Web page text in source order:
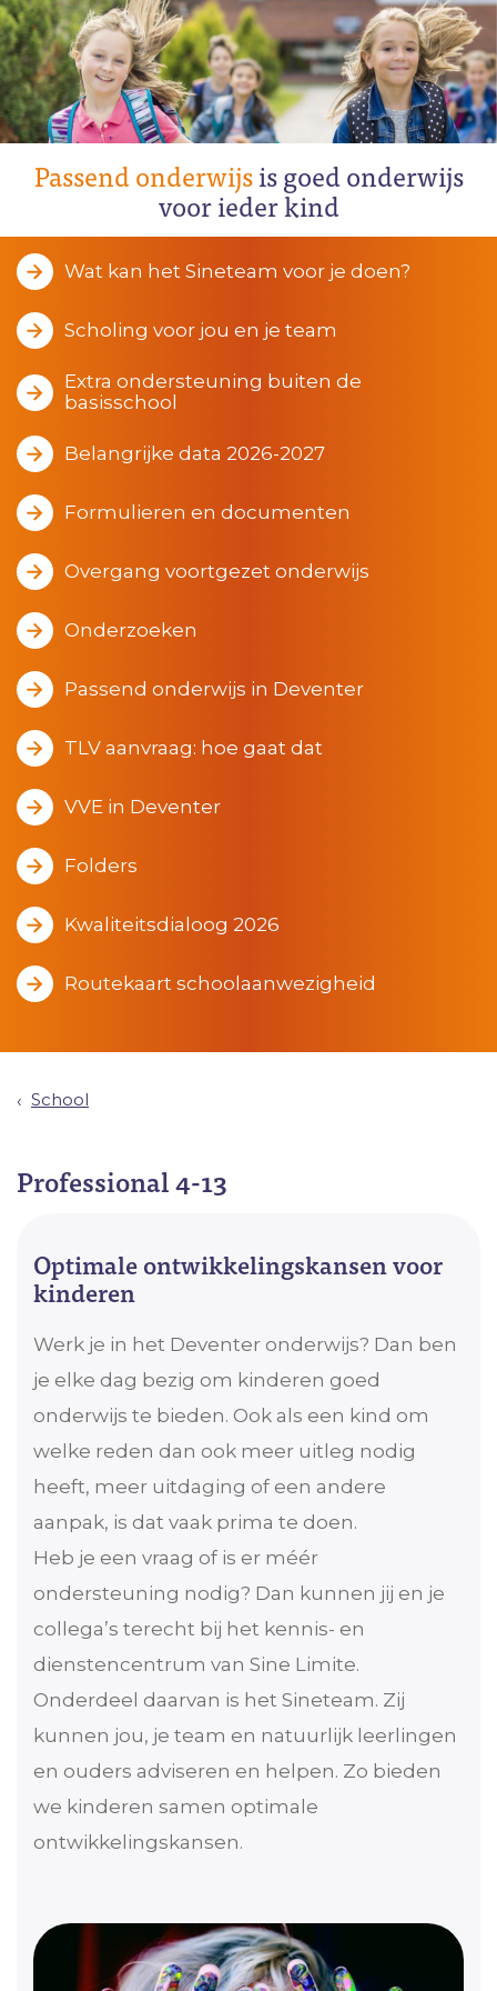
Passend onderwijsis goed onderwijs
voor ieder kind
Wat kan het Sineteam voor je doen?
Scholing voor jou en je team
Extra ondersteuning buiten de
basisschool
Belangrijke data 2026-2027
Formulieren en documenten
Overgang voortgezet onderwijs
Onderzoeken
Passend onderwijs in Deventer
TLV aanvraag: hoe gaat dat
VVE in Deventer
Folders
Kwaliteitsdialoog 2026
Routekaart schoolaanwezigheid
School
Professional 4-13
Optimale ontwikkelingskansen voor
kinderen
Werk je in het Deventer onderwijs? Dan ben
je elke dag bezig om kinderen goed
onderwijs te bieden. Ook als een kind om
welke reden dan ook meer uitleg nodig
heeft, meer uitdaging of een andere
aanpak, is dat vaak prima te doen.
Heb je een vraag of is er méér
ondersteuning nodig? Dan kunnen jij en je
collega’s terecht bij het kennis- en
dienstencentrum van Sine Limite.
Onderdeel daarvan is het Sineteam. Zij
kunnen jou, je team en natuurlijk leerlingen
en ouders adviseren en helpen. Zo bieden
we kinderen samen optimale
ontwikkelingskansen.